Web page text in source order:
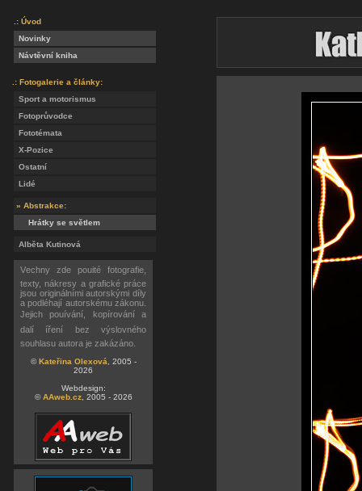
.: Úvod
Novinky
Návtěvní kniha
.: Fotogalerie a články:
Sport a motorismus
Fotoprůvodce
Fototémata
X-Pozice
Ostatní
Lidé
» Abstrakce:
Hrátky se světlem
Alběta Kutinová
Vechny zde pouité fotografie,
texty, nákresy a grafické práce
jsou originálními autorskými díly
a podléhají autorskému zákonu.
Jejich pouívání, kopírování a
dalí íření bez výslovného
souhlasu autora je zakázáno.
©Kateřina Olexová , 2005 -
2026
Webdesign:
©AAweb.cz, 2005 - 2026